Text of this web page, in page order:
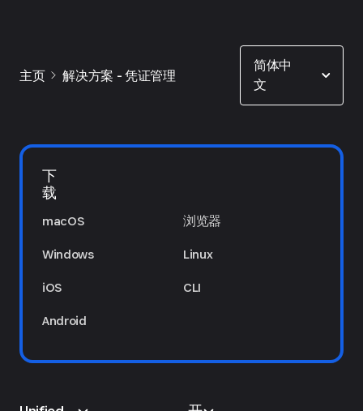
主页 解决方案 - 凭证管理
简体中
文
Show options
下
载
macOS
Windows
iOS
Android
浏览器
Linux
CLI